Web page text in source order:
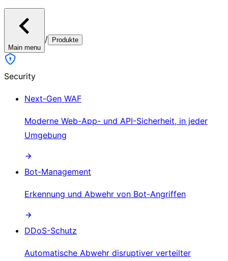
Main menu
/ Produkte
Security
Next-Gen WAF
Moderne Web-App- und API-Sicherheit, in jeder
Umgebung
Bot-Management
Erkennung und Abwehr von Bot-Angriffen
DDoS-Schutz
Automatische Abwehr disruptiver verteilter